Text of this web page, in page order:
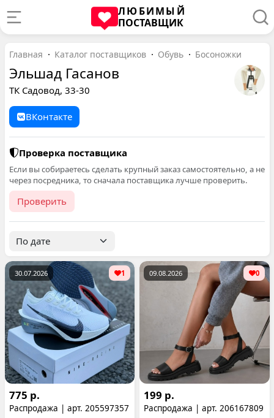
ЛЮБИМЫЙ
ПОСТАВЩИК
Главная Каталог поставщиков Обувь Босоножки
Эльшад Гасанов
ТК Садовод, 33-30
ВКонтакте
Проверка поставщика
Если вы собираетесь сделать крупный заказ самостоятельно, а не
через посредника, то сначала поставщика лучше проверить.
Проверить
30.07.2026 1
775 р.
Распродажа | арт. 205597357
09.08.2026 0
199 р.
Распродажа | арт. 206167809